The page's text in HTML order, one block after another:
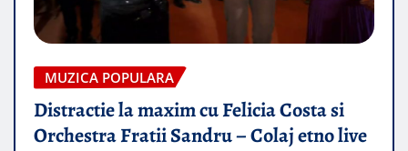
MUZICA POPULARA
Distractie la maxim cu Felicia Costa si
Orchestra Fratii Sandru – Colaj etno live